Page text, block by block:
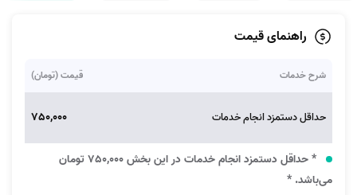
راهنمای قیمت
شرح خدمات قیمت (تومان)
حداقل دستمزد انجام خدمات 750,000
* حداقل دستمزد انجام خدمات در این بخش 750,000 تومان
می‌باشد. *